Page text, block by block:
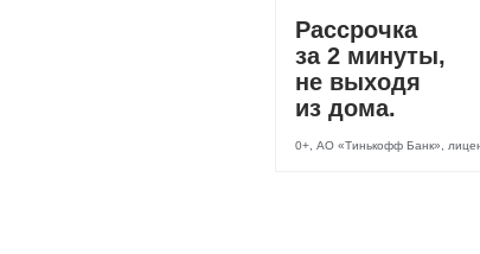
Рассрочка
за 2 минуты,
не выходя
из дома.
0+, АО «Тинькофф Банк»,